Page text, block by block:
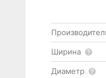
Ширина
Диаметр